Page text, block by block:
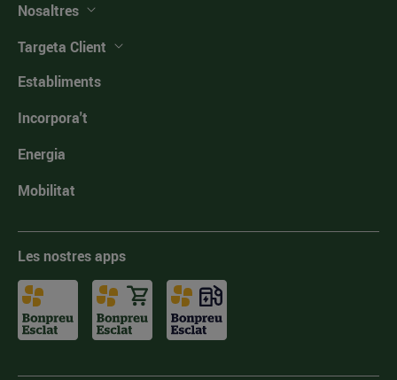
Nosaltres
Targeta Client
Establiments
Incorpora't
Energia
Mobilitat
Les nostres apps